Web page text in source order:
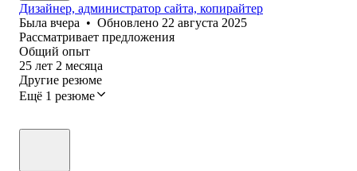
Дизайнер, администратор сайта, копирайтер
Была вчера • Обновлено 22 августа 2025
Рассматривает предложения
Общий опыт
25 лет 2 месяца
Другие резюме
Ещё 1 резюме